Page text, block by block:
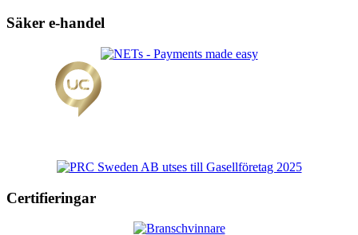
Säker e-handel
Certifieringar